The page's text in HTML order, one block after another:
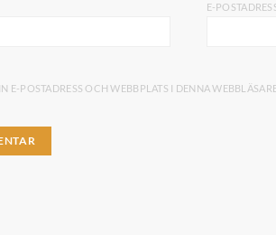
E-
E-POSTADRESS OCH WEBBPLATS I DENNA